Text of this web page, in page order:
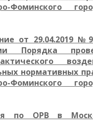
Фоминского
от 29.04.2019
Порядка
нормативных
Фоминского
по ОРВ в